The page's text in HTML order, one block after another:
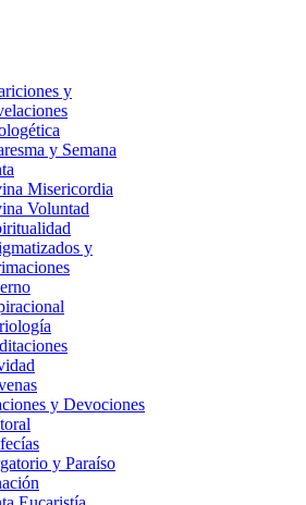
y
y Semana
Misericordia
Voluntad
y
y Devociones
y Paraíso